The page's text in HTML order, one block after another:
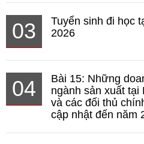
03
Tuyển sinh đi học
2026
04
Bài 15: Những
ngành sản xuất
và các đối thủ
cập nhật đến năm